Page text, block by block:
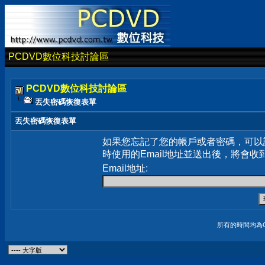
PCDVD數位科技討論區
PCDVD數位科技討論區
丟失密碼恢復表單
丟失密碼恢復表單
如果您忘記了您的帳戶或者密碼，可
時使用的Email地址並送出後，將會收
Email地址:
所有的時間均為